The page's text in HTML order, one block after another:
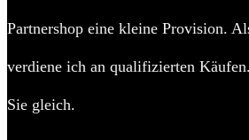
Partnershop eine kleine Provision.
verdiene ich an qualifizierten
Sie gleich.